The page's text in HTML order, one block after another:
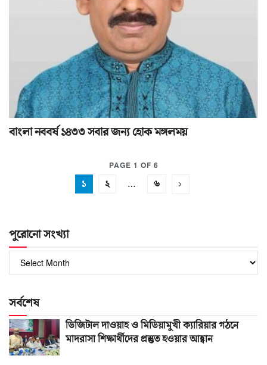
বাংলা নববর্ষ ১৪৩৩ সবার জন্য হোক মঙ্গলময়
PAGE 1 OF 6
১ ২ … ৬
পুরোনো সংখ্যা
পুরোনো
সংখ্যা
সর্বশেষ
ডিজিটাল দাওয়াহ ও মিডিয়ামুখী ক্যারিয়ার গঠনে
মাদরাসা শিক্ষার্থীদের প্রস্তুত হওয়ার আহ্বান